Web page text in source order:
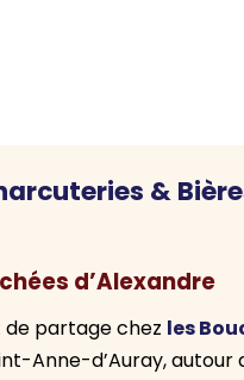
&
d’Alexandre
partage chez les
Anne-d’Auray, autour